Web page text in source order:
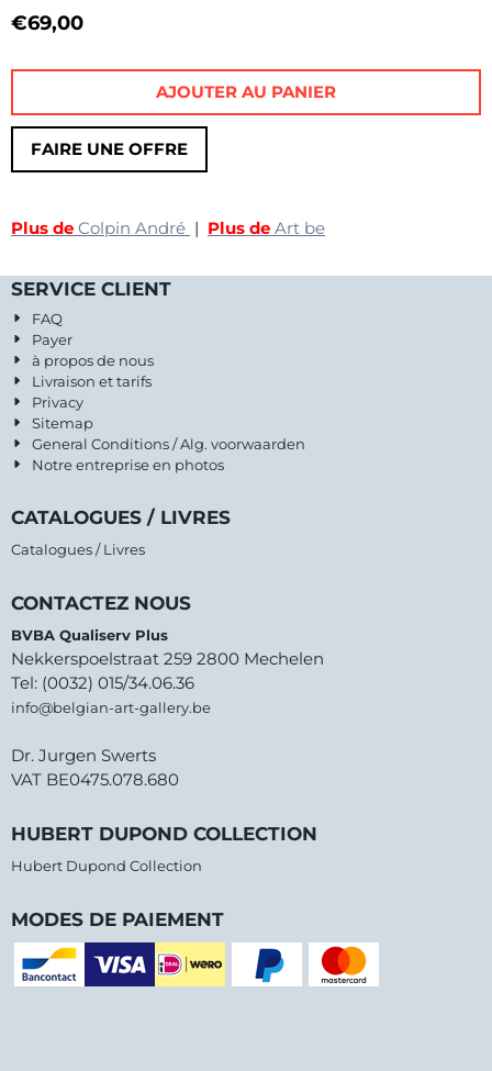
€69,00
FAIRE UNE OFFRE
AJOUTER AU PANIER
Plus de Colpin André | Plus de Art be
SERVICE CLIENT
FAQ
Payer
à propos de nous
Livraison et tarifs
Privacy
Sitemap
General Conditions / Alg. voorwaarden
Notre entreprise en photos
CATALOGUES / LIVRES
Catalogues / Livres
CONTACTEZ NOUS
BVBA Qualiserv Plus
Nekkerspoelstraat 259 2800 Mechelen
Tel: (0032) 015/34.06.36
info@belgian-art-gallery.be
Dr. Jurgen Swerts
VAT BE0475.078.680
HUBERT DUPOND COLLECTION
Hubert Dupond Collection
MODES DE PAIEMENT